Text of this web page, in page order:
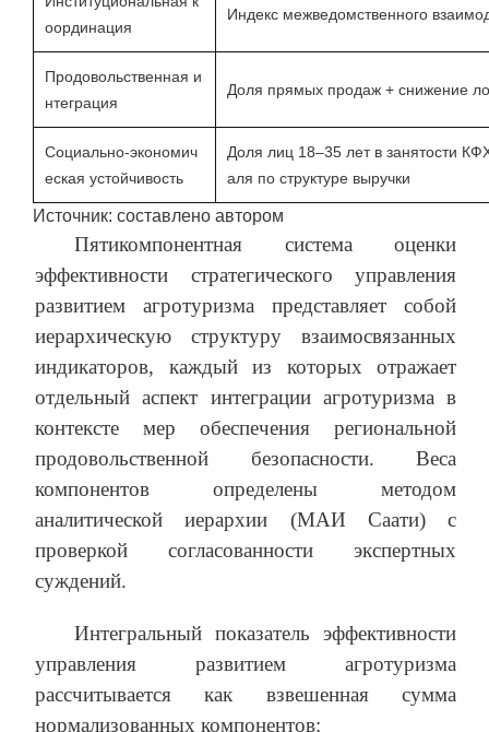
оординация
Индекс межведомственного
Продовольственная и
нтеграция
Доля прямых продаж + снижение
Социально-экономич
еская устойчивость
Доля лиц 18–35 лет в занятости
аля по структуре выручки
Источник: составлено автором
Пятикомпонентная система оценки
эффективности стратегического управления
развитием агротуризма представляет собой
иерархическую структуру взаимосвязанных
индикаторов, каждый из которых отражает
отдельный аспект интеграции агротуризма в
контексте мер обеспечения региональной
продовольственной безопасности. Веса
компонентов определены методом
аналитической иерархии (МАИ Саати) с
проверкой согласованности экспертных
суждений.
Интегральный показатель эффективности
управления развитием агротуризма
рассчитывается как взвешенная сумма
нормализованных компонентов: